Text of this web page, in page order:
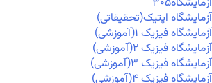
آزمایشگاه اپتیک(تحقیقاتی)
آزمایشگاه فیزیک ۱(آموزشی)
آزمایشگاه فیزیک ۲(آموزشی)
آزمایشگاه فیزیک ۳(آموزشی)
آزمایشگاه فیزیک ۴(آموزشی)